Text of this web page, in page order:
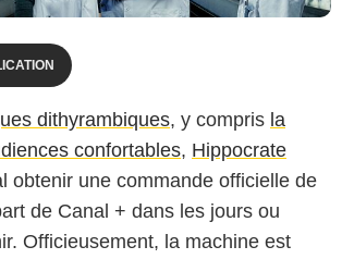
dithyrambiques, y compris la
confortables, Hippocrate
obtenir une commande officielle de
de Canal + dans les jours ou
Officieusement, la machine est